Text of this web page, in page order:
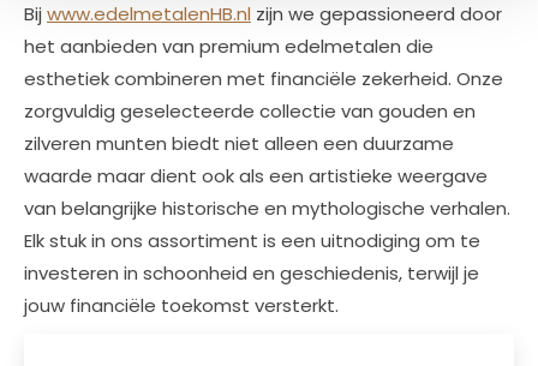
Bij www.edelmetalenHB.nl zijn we gepassioneerd door
het aanbieden van premium edelmetalen die
esthetiek combineren met financiële zekerheid. Onze
zorgvuldig geselecteerde collectie van gouden en
zilveren munten biedt niet alleen een duurzame
waarde maar dient ook als een artistieke weergave
van belangrijke historische en mythologische verhalen.
Elk stuk in ons assortiment is een uitnodiging om te
investeren in schoonheid en geschiedenis, terwijl je
jouw financiële toekomst versterkt.